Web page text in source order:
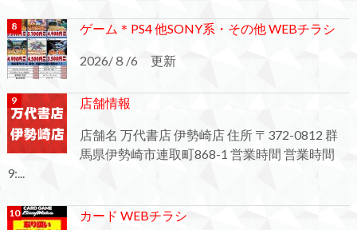
ゲーム＊PS4 他SONY系・その他 WEBチラシ
2026/８/6 更新
店舗情報
店舗名 万代書店 伊勢崎店 住所 〒372-0812 群
馬県伊勢崎市連取町868-1 営業時間 営業時間
9:...
カード WEBチラシ